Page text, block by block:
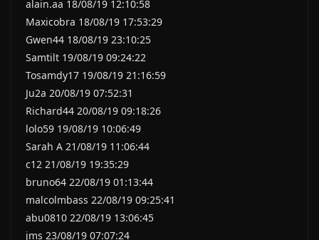
alain.aa 18/08/19 12:10:58
Maxicobra 18/08/19 17:53:29
Gwen44 18/08/19 23:10:25
Samtilt 19/08/19 09:24:22
Tosamdy17 19/08/19 21:16:59
Ju2a 20/08/19 07:52:31
Richard44 20/08/19 09:18:26
lolo59 19/08/19 10:06:49
Sarah A 21/08/19 11:06:44
c12 21/08/19 19:35:29
bruno64 22/08/19 01:13:44
malcolmbass 22/08/19 09:25:41
abu0810 22/08/19 13:06:45
jms 23/08/19 07:07:24